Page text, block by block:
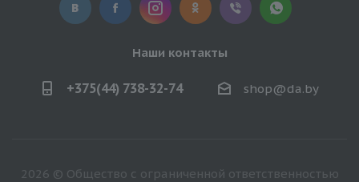
Наши контакты
+375(44) 738-32-74 shop@da.by
2026 © Общество с ограниченной ответственностью